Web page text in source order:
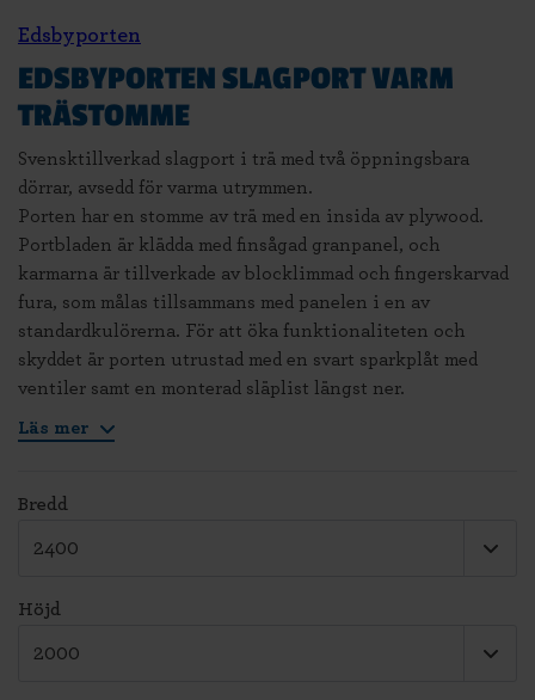
Edsbyporten
EDSBYPORTEN SLAGPORT VARM
TRÄSTOMME
Svensktillverkad slagport i trä med två öppningsbara
dörrar, avsedd för varma utrymmen.
Porten har en stomme av trä med en insida av plywood.
Portbladen är klädda med finsågad granpanel, och
karmarna är tillverkade av blocklimmad och fingerskarvad
fura, som målas tillsammans med panelen i en av
standardkulörerna. För att öka funktionaliteten och
skyddet är porten utrustad med en svart sparkplåt med
ventiler samt en monterad släplist längst ner.
Läs mer
Bredd
Höjd